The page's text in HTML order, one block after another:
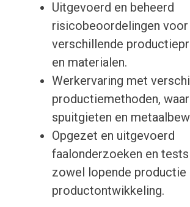
Uitgevoerd en beheerd
risicobeoordelingen voor
verschillende
en materialen.
Werkervaring met
productiemethoden,
spuitgieten en
Opgezet en uitgevoerd
faalonderzoeken en
zowel lopende productie
productontwikkeling.